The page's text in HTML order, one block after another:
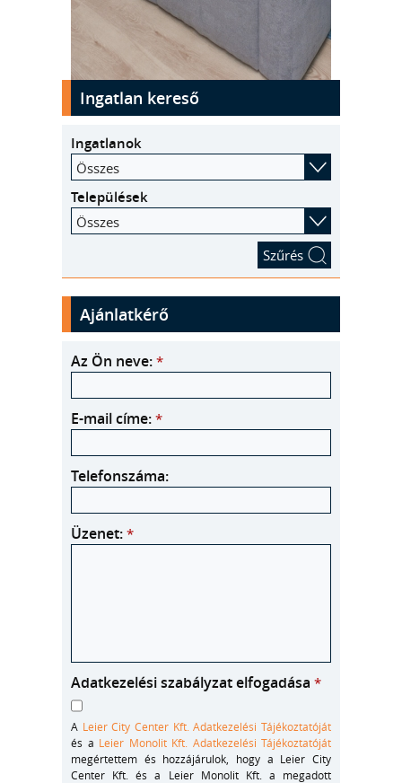
kinyit
Ingatlan kereső
Ingatlanok
Összes
Települések
Összes
Ajánlatkérő
Az Ön neve: *
E-mail címe: *
Telefonszáma:
Üzenet: *
Adatkezelési szabályzat elfogadása *
A Leier City Center Kft. Adatkezelési Tájékoztatóját
és a Leier Monolit Kft. Adatkezelési Tájékoztatóját
megértettem és hozzájárulok, hogy a Leier City
Center Kft. és a Leier Monolit Kft. a megadott